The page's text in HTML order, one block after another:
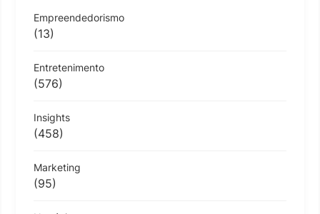
Empreendedorismo
(13)
Entretenimento
(576)
Insights
(458)
Marketing
(95)